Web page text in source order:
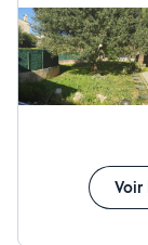
d'effectuer un devis gratuit.
garden